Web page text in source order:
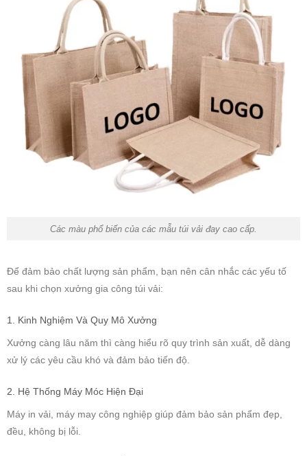
Các màu phổ biến của các mẫu túi vải đay cao cấp.
Để đảm bảo chất lượng sản phẩm, bạn nên cân nhắc các yếu tố
sau khi chọn xưởng gia công túi vải:
1. Kinh Nghiệm Và Quy Mô Xưởng
Xưởng càng lâu năm thì càng hiểu rõ quy trình sản xuất, dễ dàng
xử lý các yêu cầu khó và đảm bảo tiến độ.
2. Hệ Thống Máy Móc Hiện Đại
Máy in vải, máy may công nghiệp giúp đảm bảo sản phẩm đẹp,
đều, không bị lỗi.